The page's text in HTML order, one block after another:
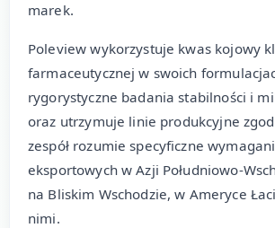
marek.
Poleview wykorzystuje kwas kojowy
farmaceutycznej w swoich
rygorystyczne badania stabilności i
oraz utrzymuje linie produkcyjne
zespół rozumie specyficzne
eksportowych w Azji Południowo-
na Bliskim Wschodzie, w Ameryce
nimi.